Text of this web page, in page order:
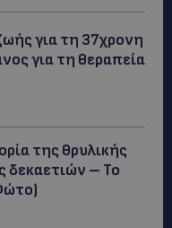
για τη 37χρονη
για τη θεραπεία
της θρυλικής
δεκαετιών – Το